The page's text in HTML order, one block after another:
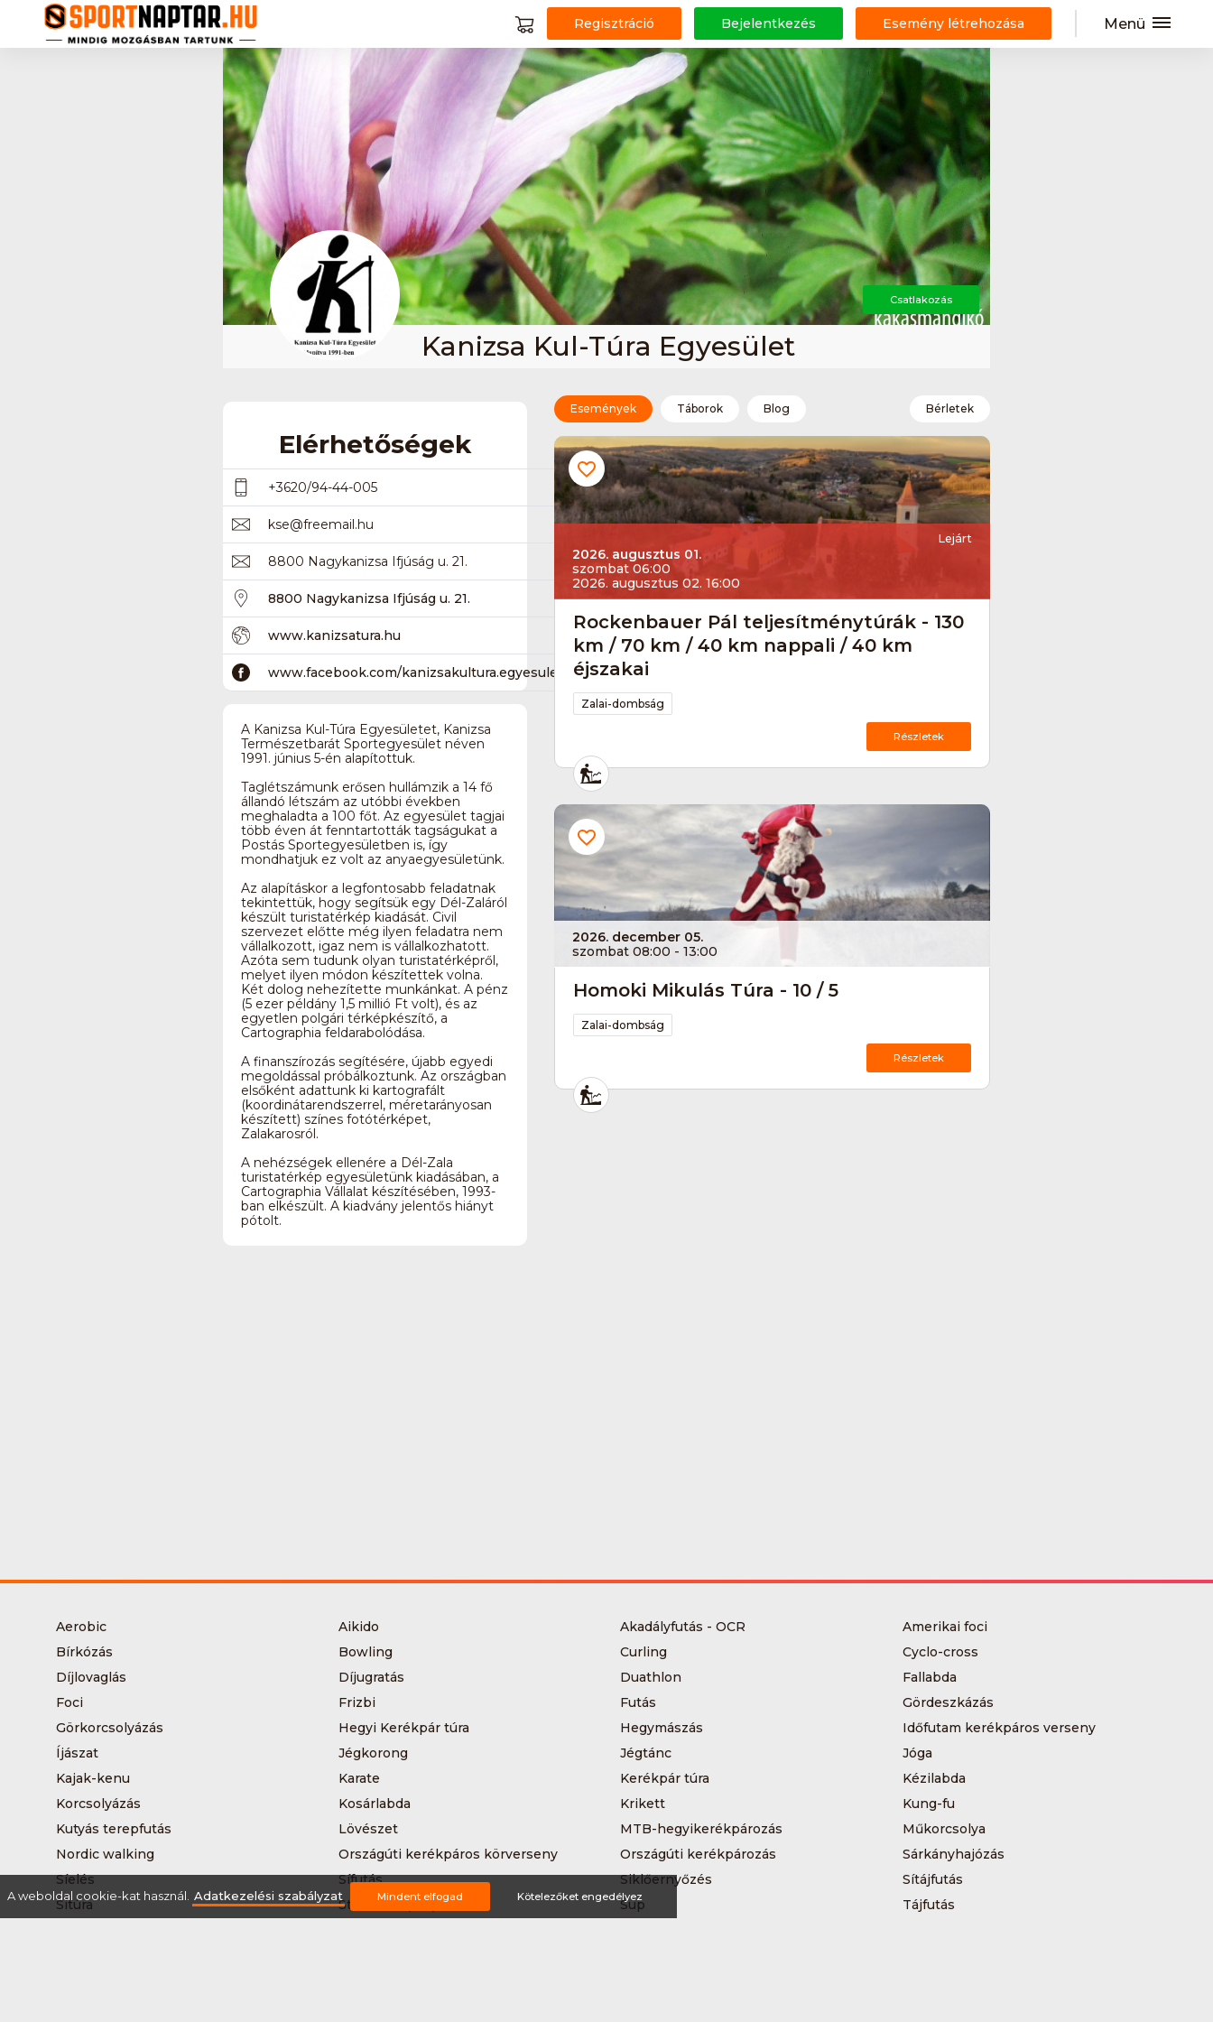
Regisztráció Bejelentkezés Esemény létrehozása Menü
Csatlakozás
Kanizsa Kul-Túra Egyesület
Elérhetőségek
+3620/94-44-005
kse@freemail.hu
8800 Nagykanizsa Ifjúság u. 21.
8800 Nagykanizsa Ifjúság u. 21.
www.kanizsatura.hu
www.facebook.com/kanizsakultura.egyesulet
A Kanizsa Kul-Túra Egyesületet, Kanizsa
Természetbarát Sportegyesület néven
1991. június 5-én alapítottuk.
Taglétszámunk erősen hullámzik a 14 fő
állandó létszám az utóbbi években
meghaladta a 100 főt. Az egyesület tagjai
több éven át fenntartották tagságukat a
Postás Sportegyesületben is, így
mondhatjuk ez volt az anyaegyesületünk.
Az alapításkor a legfontosabb feladatnak
tekintettük, hogy segítsük egy Dél-Zaláról
készült turistatérkép kiadását. Civil
szervezet előtte még ilyen feladatra nem
vállalkozott, igaz nem is vállalkozhatott.
Azóta sem tudunk olyan turistatérképről,
melyet ilyen módon készítettek volna.
Két dolog nehezítette munkánkat. A pénz
(5 ezer példány 1,5 millió Ft volt), és az
egyetlen polgári térképkészítő, a
Cartographia feldarabolódása.
A finanszírozás segítésére, újabb egyedi
megoldással próbálkoztunk. Az országban
elsőként adattunk ki kartografált
(koordinátarendszerrel, méretarányosan
készített) színes fotótérképet,
Zalakarosról.
A nehézségek ellenére a Dél-Zala
turistatérkép egyesületünk kiadásában, a
Cartographia Vállalat készítésében, 1993-
ban elkészült. A kiadvány jelentős hiányt
pótolt.
Bérletek
Események Táborok Blog
Lejárt
2026. augusztus 01.
szombat 06:00
2026. augusztus 02. 16:00
Rockenbauer Pál teljesítménytúrák - 130
km / 70 km / 40 km nappali / 40 km
éjszakai
Zalai-dombság
Részletek
2026. december 05.
szombat 08:00 - 13:00
Homoki Mikulás Túra - 10 / 5
Zalai-dombság
Részletek
Aerobic Aikido Akadályfutás - OCR
Amerikai foci
Bírkózás
Bowling Curling
Cyclo-cross
Díjlovaglás
Díjugratás Duathlon
Fallabda
Foci
Frizbi Futás
Gördeszkázás
Görkorcsolyázás
Hegyi Kerékpár túra Hegymászás
Időfutam kerékpáros verseny
Íjászat
Jégkorong Jégtánc
Jóga
Kajak-kenu
Karate Kerékpár túra
Kézilabda
Korcsolyázás
Kosárlabda Krikett
Kung-fu
Kutyás terepfutás
Lövészet MTB-hegyikerékpározás
Műkorcsolya
Nordic walking
Országúti kerékpáros körverseny Országúti kerékpározás
Sárkányhajózás
Síelés
Sífutás Siklőernyőzés
Sítájfutás
Sítúra
Streetball (3*3) Sup
Tájfutás
A weboldal cookie-kat használ. Adatkezelési szabályzat Mindent elfogad Kötelezőket engedélyez